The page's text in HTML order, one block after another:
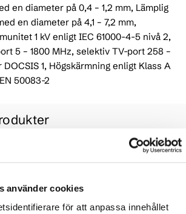
använder cookies
för att anpassa innehållet
en diameter på 0,4 – 1,2 mm, Lämplig
en diameter på 4,1 – 7,2 mm,
1 kV enligt IEC 61000-4-5 nivå 2,
5 – 1800 MHz, selektiv TV-port 258 –
DOCSIS 1, Högskärmning enligt Klass A
50083-2